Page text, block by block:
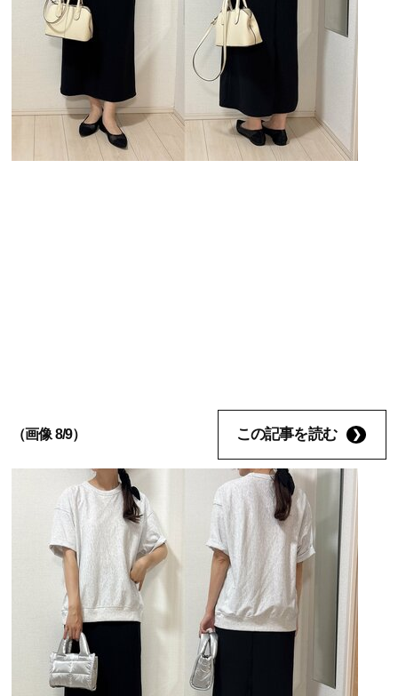
（画像 8/9） この記事を読む